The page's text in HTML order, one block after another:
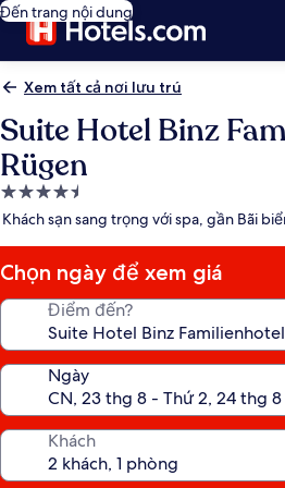
Đến trang nội dung
Xem tất cả nơi lưu trú
Suite Hotel Binz
Rügen
Nơi
lưu
4.5
sao
Khách sạn sang trọng với spa, gần Bãi
Chọn ngày để xem giá
Điểm đến?
Ngày
Khách